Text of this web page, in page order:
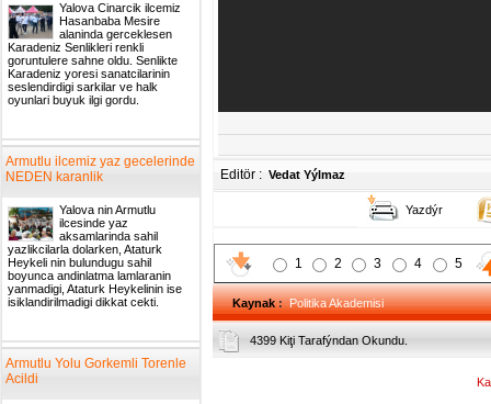
Editör : Vedat Yýlmaz
Yazdýr
1 2 3 4 5
Kaynak: Politika Akademisi
4399 Kiţi Tarafýndan Okundu.
Yalova Cinarcik ilcemiz
Hasanbaba Mesire
alaninda gerceklesen
Karadeniz Senlikleri renkli
goruntulere sahne oldu. Senlikte
Karadeniz yoresi sanatcilarinin
seslendirdigi sarkilar ve halk
oyunlari buyuk ilgi gordu.
Armutlu ilcemiz yaz gecelerinde
NEDEN karanlik
Yalova nin Armutlu
ilcesinde yaz
aksamlarinda sahil
yazlikcilarla dolarken, Ataturk
Heykeli nin bulundugu sahil
boyunca andinlatma lamlaranin
yanmadigi, Ataturk Heykelinin ise
isiklandirilmadigi dikkat cekti.
Armutlu Yolu Gorkemli Torenle
Acildi